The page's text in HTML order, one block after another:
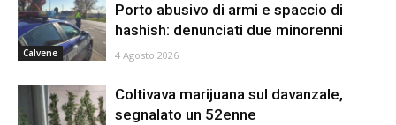
Calvene
Porto abusivo di armi e spaccio di
hashish: denunciati due minorenni
4 Agosto 2026
Coltivava marijuana sul davanzale,
segnalato un 52enne